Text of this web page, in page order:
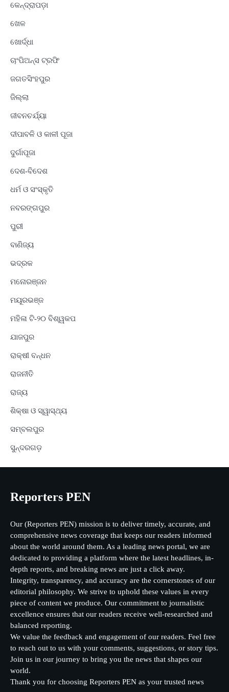
କେନ୍ଦ୍ରାପଡ଼ା
ଖେଳ
ଖୋର୍ଦ୍ଧା
ଚାଂପିଅନ୍ସ ଟ୍ରଫି
ଜଗତସିଂହପୁର
ଜିଲ୍ଲା
ଜୀବନଚର୍ଯ୍ୟା
ଦୀପାବଳି ଓ କାଳୀ ପୂଜା
ଦୁର୍ଗାପୂଜା
ଦେଶ-ବିଦେଶ
ଧର୍ମ ଓ ସଂସ୍କୃତି
ନବରଙ୍ଗପୁର
ପୁରୀ
ବାଣିଜ୍ୟ
ଭଦ୍ରକ
ମନୋରଞ୍ଜନ
ମୟୂରଭଞ୍ଜ
ମହିଳା ଟି-୨୦ ବିଶ୍ୱକପ
ଯାଜପୁର
ରାକ୍ଷୀ ବନ୍ଧନ
ରାଜନୀତି
ରାଜ୍ୟ
ଶିକ୍ଷା ଓ ସ୍ୱାସ୍ଥ୍ୟ
ସମ୍ବଲପୁର
ସୁନ୍ଦରଗଡ଼
Reporters PEN
Our (Reporters PEN) mission is to deliver timely, accurate, and
comprehensive news coverage that keeps our readers informed
about the world around them. As a leading news portal, we are
dedicated to providing a platform where the latest headlines, in-
depth reports, and breaking news are just a click away.
Integrity, transparency, and accuracy are the cornerstones of our
editorial philosophy. We strive to uphold these values in every
piece of content we produce. Our commitment to journalistic
excellence ensures that our readers receive well-researched and
balanced reporting.
We value the feedback and engagement of our readers. Feel free
to reach out to us with your comments, suggestions, or story tips.
Join us in our journey to bring you the news that shapes our
world.
Thank you for choosing Reporters PEN as your trusted news